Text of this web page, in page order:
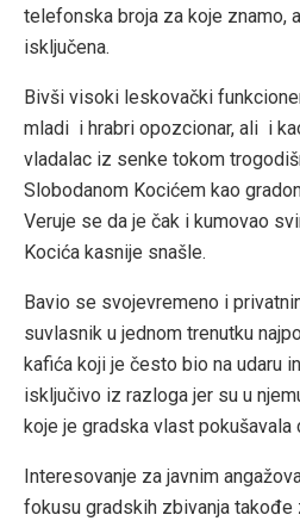
telefonska broja za koje znamo,
isključena.
Bivši visoki leskovački
mladi i hrabri opozcionar, ali i
vladalac iz senke tokom
Slobodanom Kocićem kao
Veruje se da je čak i kumovao
Kocića kasnije snašle.
Bavio se svojevremeno i
suvlasnik u jednom trenutku
kafića koji je često bio na udaru
isključivo iz razloga jer su u
koje je gradska vlast pokušavala
Interesovanje za javnim
fokusu gradskih zbivanja